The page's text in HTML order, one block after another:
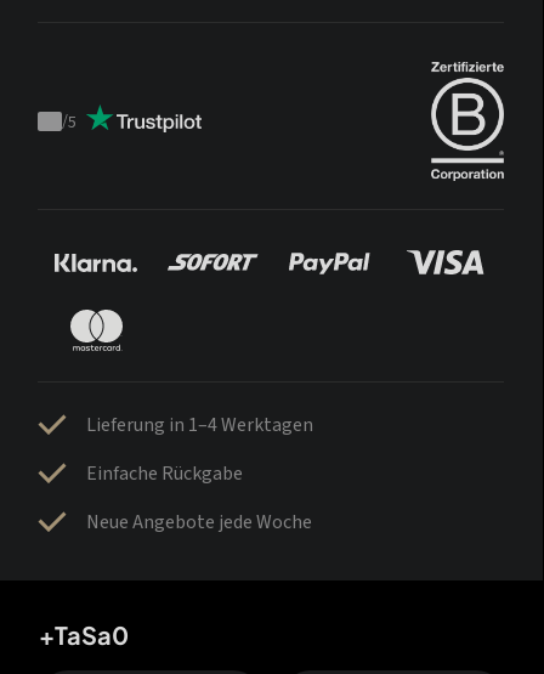
Trustpilot
/5
Lieferung in 1–4 Werktagen
Einfache Rückgabe
Neue Angebote jede Woche
+TaSa0